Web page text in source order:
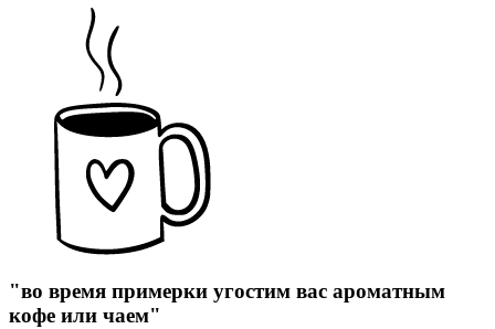
"во время примерки угостим вас ароматным
кофе или чаем"